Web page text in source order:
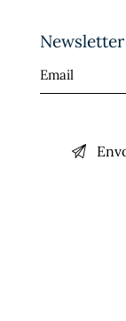
Newsletter